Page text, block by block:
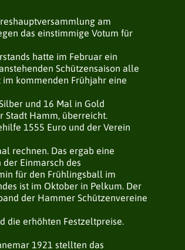
am
das einstimmige Votum für
hatte im Februar ein
Schützensaison alle
kommenden Frühjahr eine
und 16 Mal in Gold
Stadt Hamm, überreicht.
1555 Euro und der Verein
rechnen. Das ergab eine
Einmarsch des
für den Frühlingsball im
ist im Oktober in Pelkum. Der
der Hammer Schützenvereine
die erhöhten Festzeltpreise.
1921 stellten das